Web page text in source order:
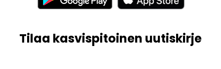
Tilaa kasvispitoinen uutiskirje